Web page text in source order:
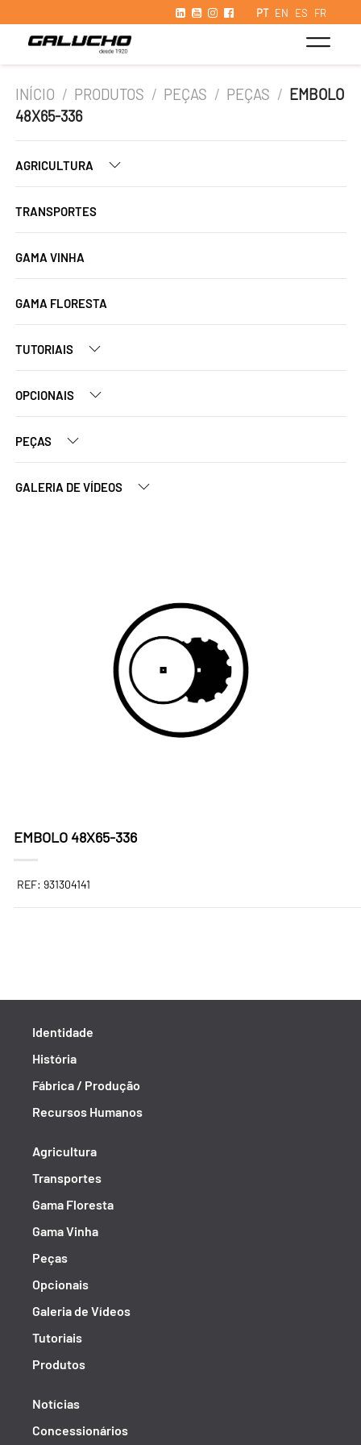
PT EN ES FR
INÍCIO / PRODUTOS / PEÇAS / PEÇAS / EMBOLO
48X65-336
AGRICULTURA
TRANSPORTES
GAMA VINHA
GAMA FLORESTA
TUTORIAIS
OPCIONAIS
PEÇAS
GALERIA DE VÍDEOS
EMBOLO 48X65-336
REF: 931304141
Identidade
História
Fábrica / Produção
Recursos Humanos
Agricultura
Transportes
Gama Floresta
Gama Vinha
Peças
Opcionais
Galeria de Vídeos
Tutoriais
Produtos
Notícias
Concessionários